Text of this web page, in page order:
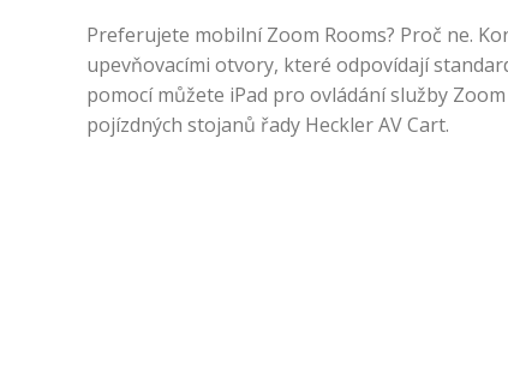
Preferujete mobilní Zoom Rooms? Proč ne.
upevňovacími otvory, které odpovídají
pomocí můžete iPad pro ovládání služby
pojízdných stojanů řady Heckler AV Cart.